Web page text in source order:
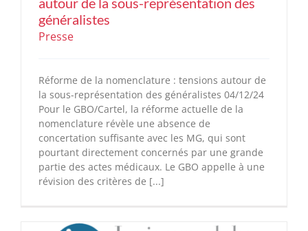
généralistes
Presse
Réforme de la nomenclature : tensions autour de
la sous-représentation des généralistes 04/12/24
Pour le GBO/Cartel, la réforme actuelle de la
nomenclature révèle une absence de
concertation suffisante avec les MG, qui sont
pourtant directement concernés par une grande
partie des actes médicaux. Le GBO appelle à une
révision des critères de [...]